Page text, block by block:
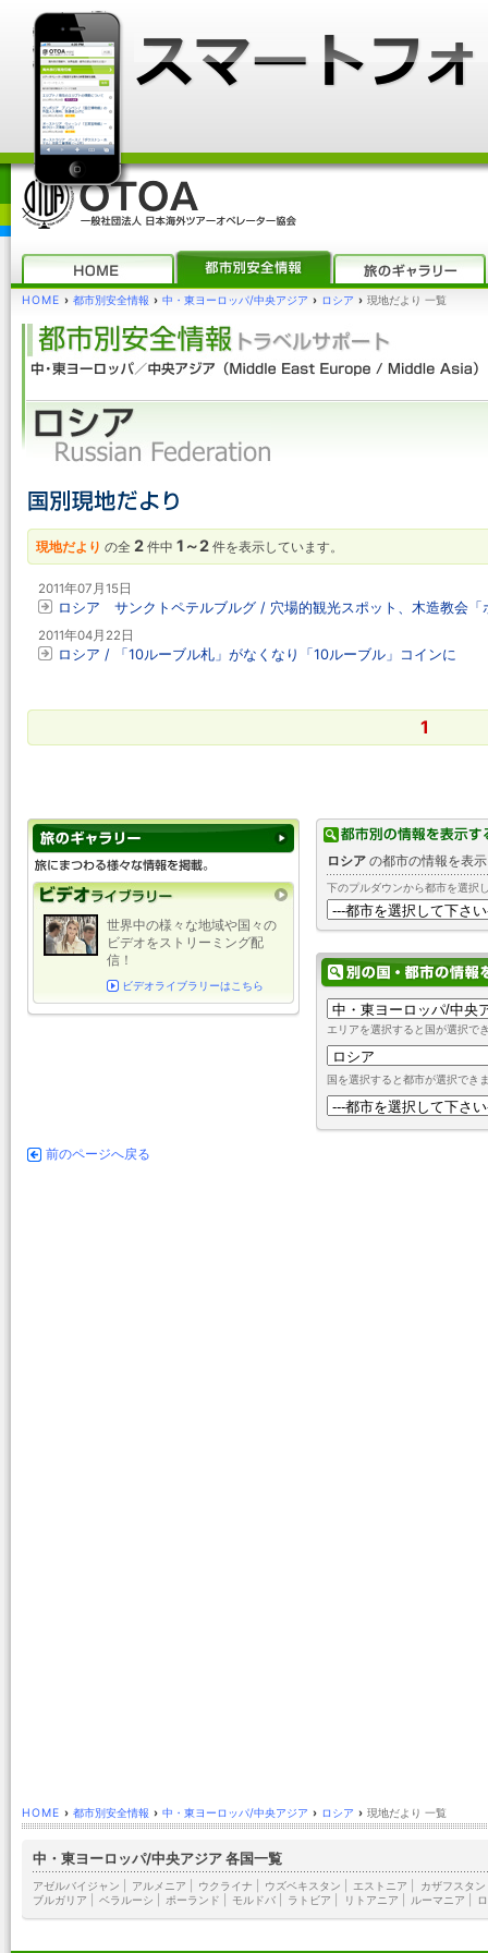
HOME › 都市別安全情報 › 中・東ヨーロッパ/中央アジア › ロシア › 現地だより 一覧
現地だより の全 2 件中 1～2 件を表示しています。
2011年07月15日
ロシア サンクトペテルブルグ / 穴場的観光スポット、木造教会「
2011年04月22日
ロシア / 「10ルーブル札」がなくなり「10ルーブル」コインに
1
ロシア の都市の情報を表
下のプルダウンから都市を選択
エリアを選択すると国が選択で
国を選択すると都市が選択でき
世界中の様々な地域や国々の
ビデオをストリーミング配
信！
ビデオライブラリーはこちら
前のページへ戻る
HOME › 都市別安全情報 › 中・東ヨーロッパ/中央アジア › ロシア › 現地だより 一覧
中・東ヨーロッパ/中央アジア 各国一覧
アゼルバイジャン アルメニア ウクライナ ウズベキスタン エストニア カザフスタン
ブルガリア
ベラルーシ ポーランド モルドバ ラトビア リトアニア ルーマニア